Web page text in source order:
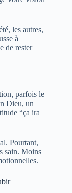
les autres,
à
de rester
parfois le
Dieu, un
“ça ira
Pourtant,
sain. Moins